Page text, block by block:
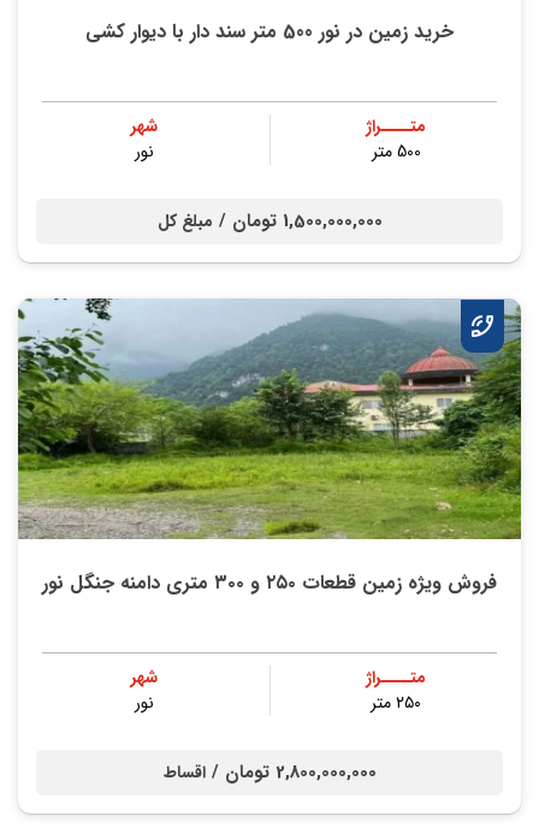
خرید زمین در نور 500 متر سند دار با دیوار کشی
متــــراژ
500 متر
شهر
نور
1,500,000,000 تومان / مبلغ کل
فروش ویژه زمین قطعات ۲۵۰ و ۳۰۰ متری دامنه جنگل نور
متــــراژ
۲۵۰ متر
شهر
نور
2,800,000,000 تومان / اقساط